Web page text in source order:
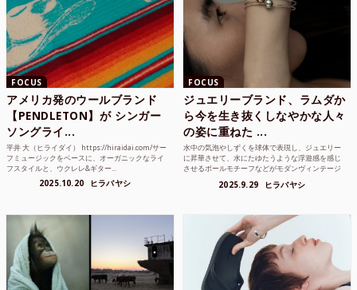
FOCUS
アメリカ発のウールブランド
【PENDLETON】が シンガー
ソングライ...
平井 大（ヒライダイ） https://hiraidai.com/サー
フミュージックをベースに、オーガニックなライ
フスタイルと、ウクレレ&ギター...
2025.10.20 ヒラバヤシ
FOCUS
ジュエリーブランド、ラムダか
ら今を生き抜くしなやかな人々
の姿に重ねた ...
水中の気泡やしずくを球体で表現し、ジュエリー
に昇華させて、水にたゆたうような浮遊感を感じ
させるボールモチーフなどがモダンヴィンテージ
2025.9.29 ヒラバヤシ